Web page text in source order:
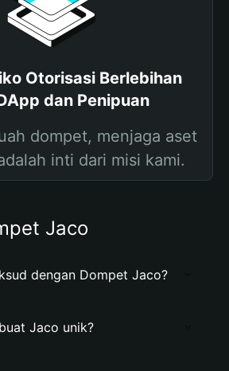
Otorisasi Berlebihan
dan Penipuan
dompet, menjaga aset
inti dari misi kami.
Jaco
dengan Dompet Jaco?
Jaco unik?